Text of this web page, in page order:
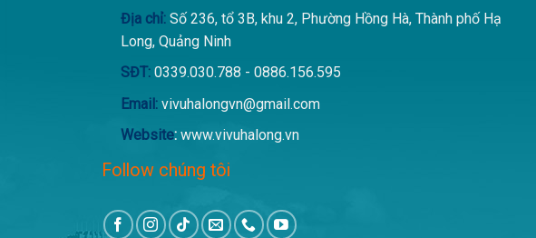
Địa chỉ:Số 236, tổ 3B, khu 2, Phường Hồng Hà, Thành phố Hạ
Long, Quảng Ninh
SĐT:0339.030.788 - 0886.156.595
Email:vivuhalongvn@gmail.com
Website:www.vivuhalong.vn
Follow chúng tôi